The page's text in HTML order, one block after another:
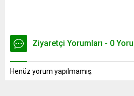
Ziyaretçi Yorumları - 0
Henüz yorum yapılmamış.